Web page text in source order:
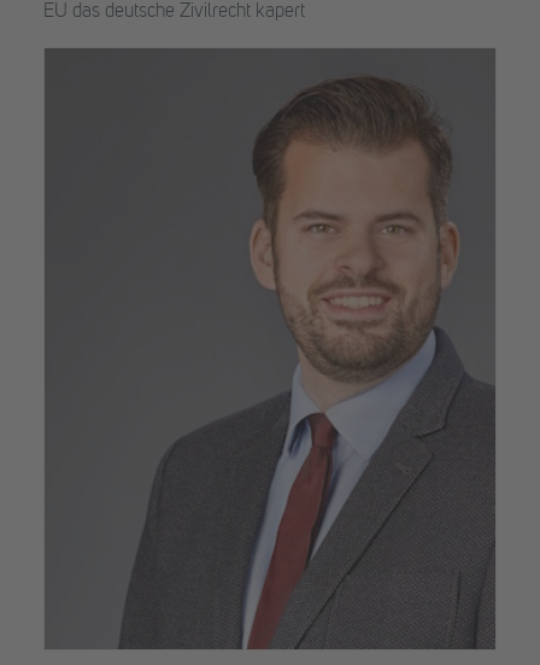
EU das deutsche Zivilrecht kapert